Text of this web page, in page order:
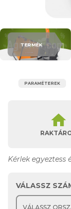
TERMÉK
PARAMÉTEREK
Kérlek egyeztess
home
VÁLASSZ